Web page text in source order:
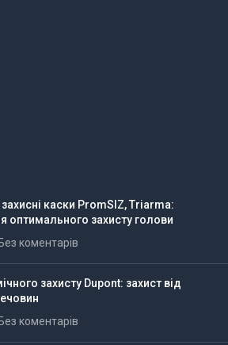
каски PromSIZ, Triarma:
оптимального захисту голови
коментарів
захисту Dupont: захист від
коментарів